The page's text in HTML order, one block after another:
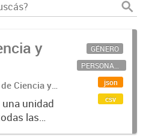
y
Ciencia y
una unidad
las
GÉNERO
PERSONAL CIENTÍFICO-TECNOLÓGICO
json
csv